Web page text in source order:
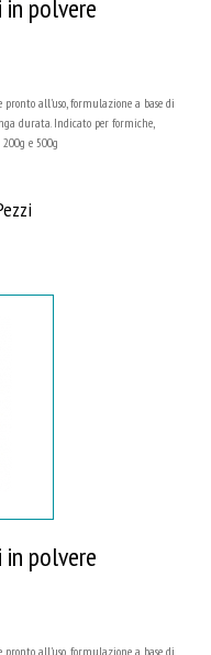
polvere
pronto all'uso, formulazione a base di
durata. Indicato per formiche,
e 500g
polvere
pronto all'uso, formulazione a base di